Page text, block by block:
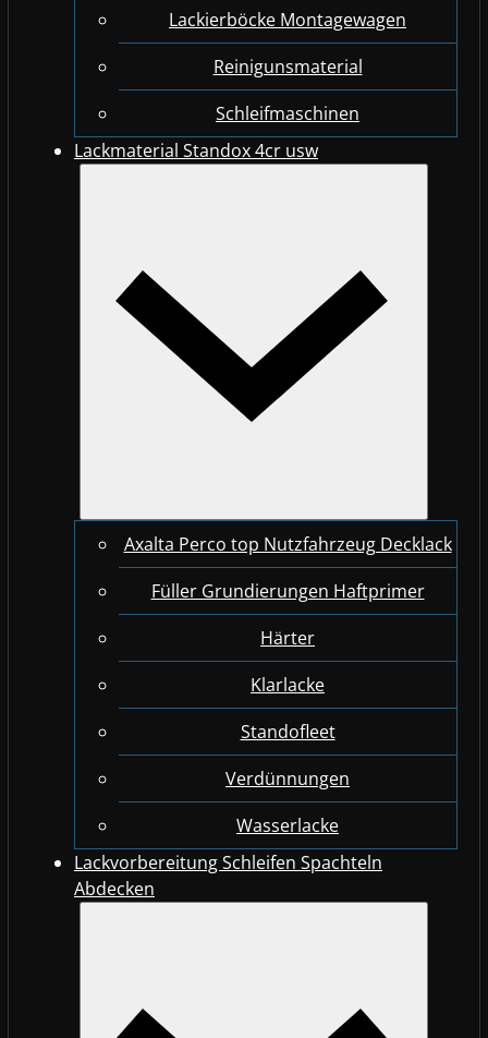
Lackierböcke Montagewagen
Reinigunsmaterial
Schleifmaschinen
Lackmaterial Standox 4cr usw
Axalta Perco top Nutzfahrzeug Decklack
Füller Grundierungen Haftprimer
Härter
Klarlacke
Standofleet
Verdünnungen
Wasserlacke
Lackvorbereitung Schleifen Spachteln
Abdecken